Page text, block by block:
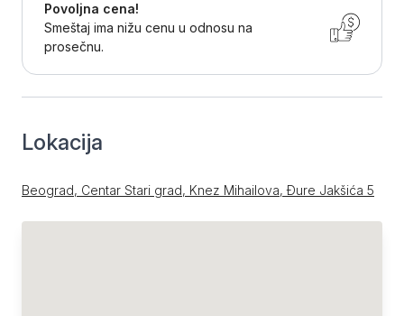
Povoljna cena!
Smeštaj ima nižu cenu u odnosu na
prosečnu.
Lokacija
Beograd, Centar Stari grad, Knez Mihailova, Đure Jakšića 5